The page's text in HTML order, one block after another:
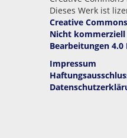
Dieses Werk ist
Creative
Nicht kommerziell
Bearbeitungen
Impressum